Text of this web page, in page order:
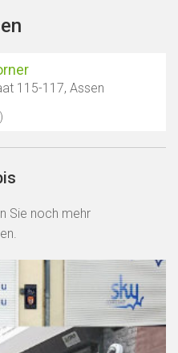
115-117, Assen
Sie noch mehr